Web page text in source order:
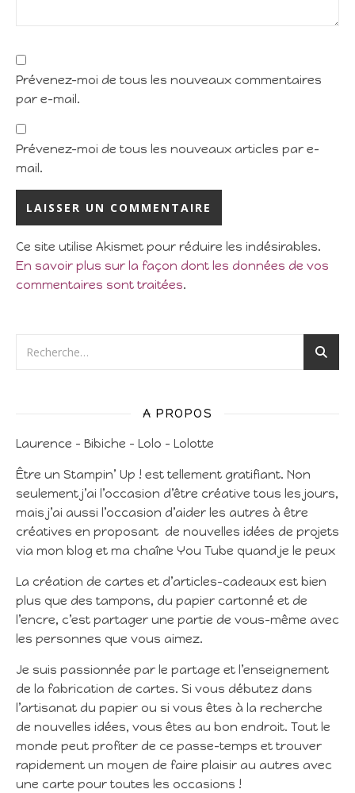
Prévenez-moi de tous les nouveaux commentaires
par e-mail.
Prévenez-moi de tous les nouveaux articles par e-
mail.
Ce site utilise Akismet pour réduire les indésirables.
En savoir plus sur la façon dont les données de vos
commentaires sont traitées.
A PROPOS
Laurence – Bibiche – Lolo – Lolotte
Être un Stampin’ Up ! est tellement gratifiant. Non
seulement j’ai l’occasion d’être créative tous les jours,
mais j’ai aussi l’occasion d’aider les autres à être
créatives en proposant de nouvelles idées de projets
via mon blog et ma chaîne You Tube quand je le peux
La création de cartes et d’articles-cadeaux est bien
plus que des tampons, du papier cartonné et de
l’encre, c’est partager une partie de vous-même avec
les personnes que vous aimez.
Je suis passionnée par le partage et l’enseignement
de la fabrication de cartes. Si vous débutez dans
l’artisanat du papier ou si vous êtes à la recherche
de nouvelles idées, vous êtes au bon endroit. Tout le
monde peut profiter de ce passe-temps et trouver
rapidement un moyen de faire plaisir au autres avec
une carte pour toutes les occasions !